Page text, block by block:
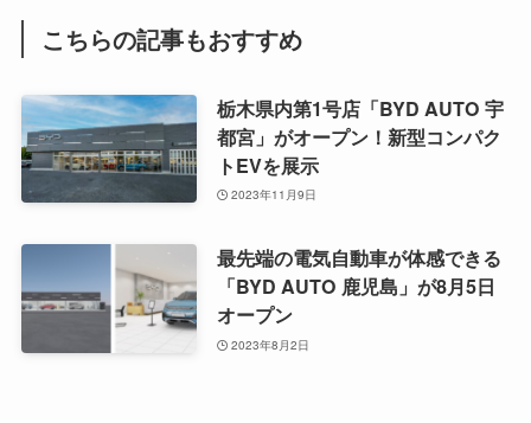
こちらの記事もおすすめ
栃木県内第1号店「BYD AUTO 宇
都宮」がオープン！新型コンパク
トEVを展示
2023年11月9日
最先端の電気自動車が体感できる
「BYD AUTO 鹿児島」が8月5日
オープン
2023年8月2日